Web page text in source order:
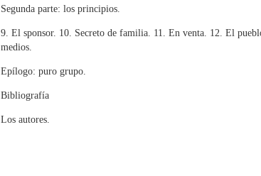
Segunda parte: los principios.
9. El sponsor. 10. Secreto de familia. 11. En venta. 12. El
medios.
Epílogo: puro grupo.
Bibliografía
Los autores.